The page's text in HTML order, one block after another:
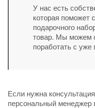
У нас есть
которая поможет
подарочного
товар. Мы можем
поработать с
Если нужна
персональный менеджер